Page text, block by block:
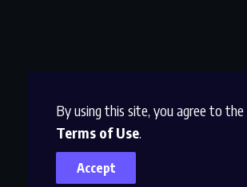
By using this site, you agree to the
Terms of Use.
Accept